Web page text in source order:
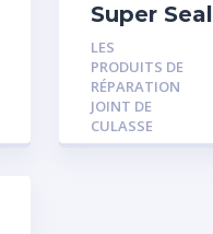
Super Seal
LES
PRODUITS DE
RÉPARATION
JOINT DE
CULASSE